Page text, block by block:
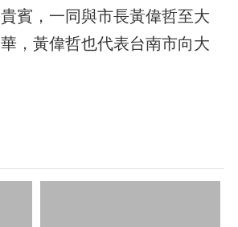
賓，一同與市長黃偉哲至大
，黃偉哲也代表台南市向大